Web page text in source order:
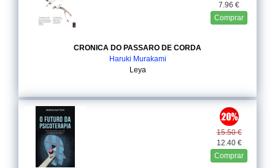
7.96 €
Comprar
CRONICA DO PASSARO DE CORDA
Haruki Murakami
Leya
15.50 €
12.40 €
Comprar